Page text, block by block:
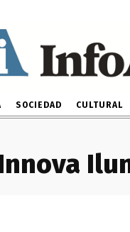
SOCIEDAD CULTURAL